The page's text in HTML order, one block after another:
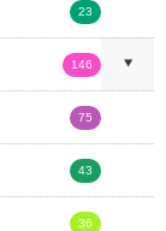
23
146
75
43
36